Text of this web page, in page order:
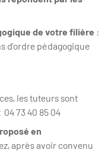
de votre filière :
d’ordre pédagogique
les tuteurs sont
73 40 85 04
en
après avoir convenu